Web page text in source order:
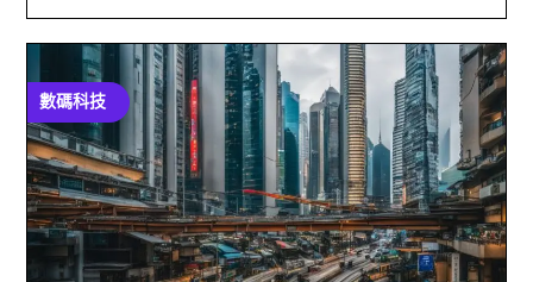
數碼科技